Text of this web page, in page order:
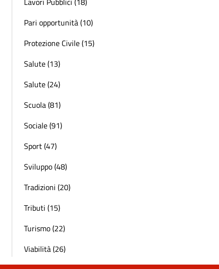
Pari opportunità (10)
Protezione Civile (15)
Salute (13)
Salute (24)
Scuola (81)
Sociale (91)
Sport (47)
Sviluppo (48)
Tradizioni (20)
Tributi (15)
Turismo (22)
Viabilità (26)